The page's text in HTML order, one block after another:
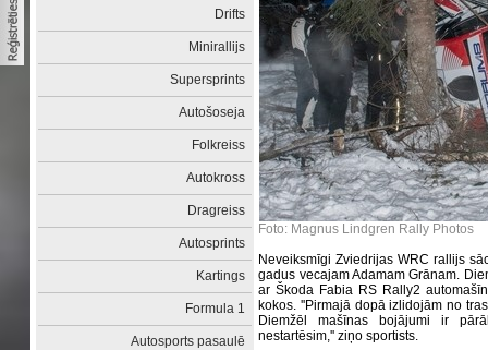
Drifts
Minirallijs
Supersprints
Autošoseja
Folkreiss
Autokross
Dragreiss
Autosprints
Kartings
Formula 1
Autosports pasaulē
Foto: Magnus Lindgren Rally Photos
Neveiksmīgi Zviedrijas WRC rallijs
gadus vecajam Adamam Grānam.
ar Škoda Fabia RS Rally2
kokos. ''Pirmajā dopā izlidojām no
Diemžēl mašīnas bojājumi ir
nestartēsim,'' ziņo sportists.